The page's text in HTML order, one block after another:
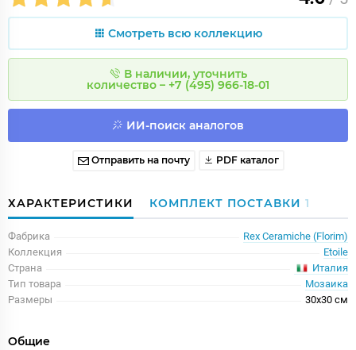
Смотреть всю коллекцию
В наличии, уточнить
количество – +7 (495) 966-18-01
ИИ-поиск аналогов
Отправить на почту PDF каталог
ХАРАКТЕРИСТИКИ КОМПЛЕКТ ПОСТАВКИ 1
Фабрика
Rex Ceramiche (Florim)
Коллекция
Etoile
Страна
Италия
Тип товара
Мозаика
Размеры
30x30 см
Общие